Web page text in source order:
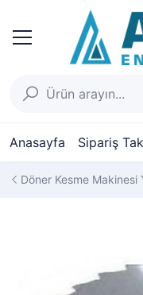
Anasayfa Sipariş
Döner Kesme Makinesi